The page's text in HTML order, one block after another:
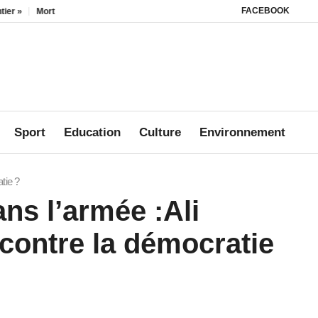
FACEBOOK
d’un enfant à Lambaréné : Le drame qui interpelle sur la sécurité au sein des
Sport Education Culture Environnement
?
l’armée :Ali
la démocratie